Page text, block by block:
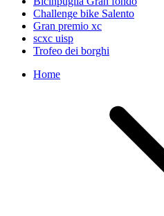
Challenge bike Salento
Gran premio xc
scxc uisp
Trofeo dei borghi
Home